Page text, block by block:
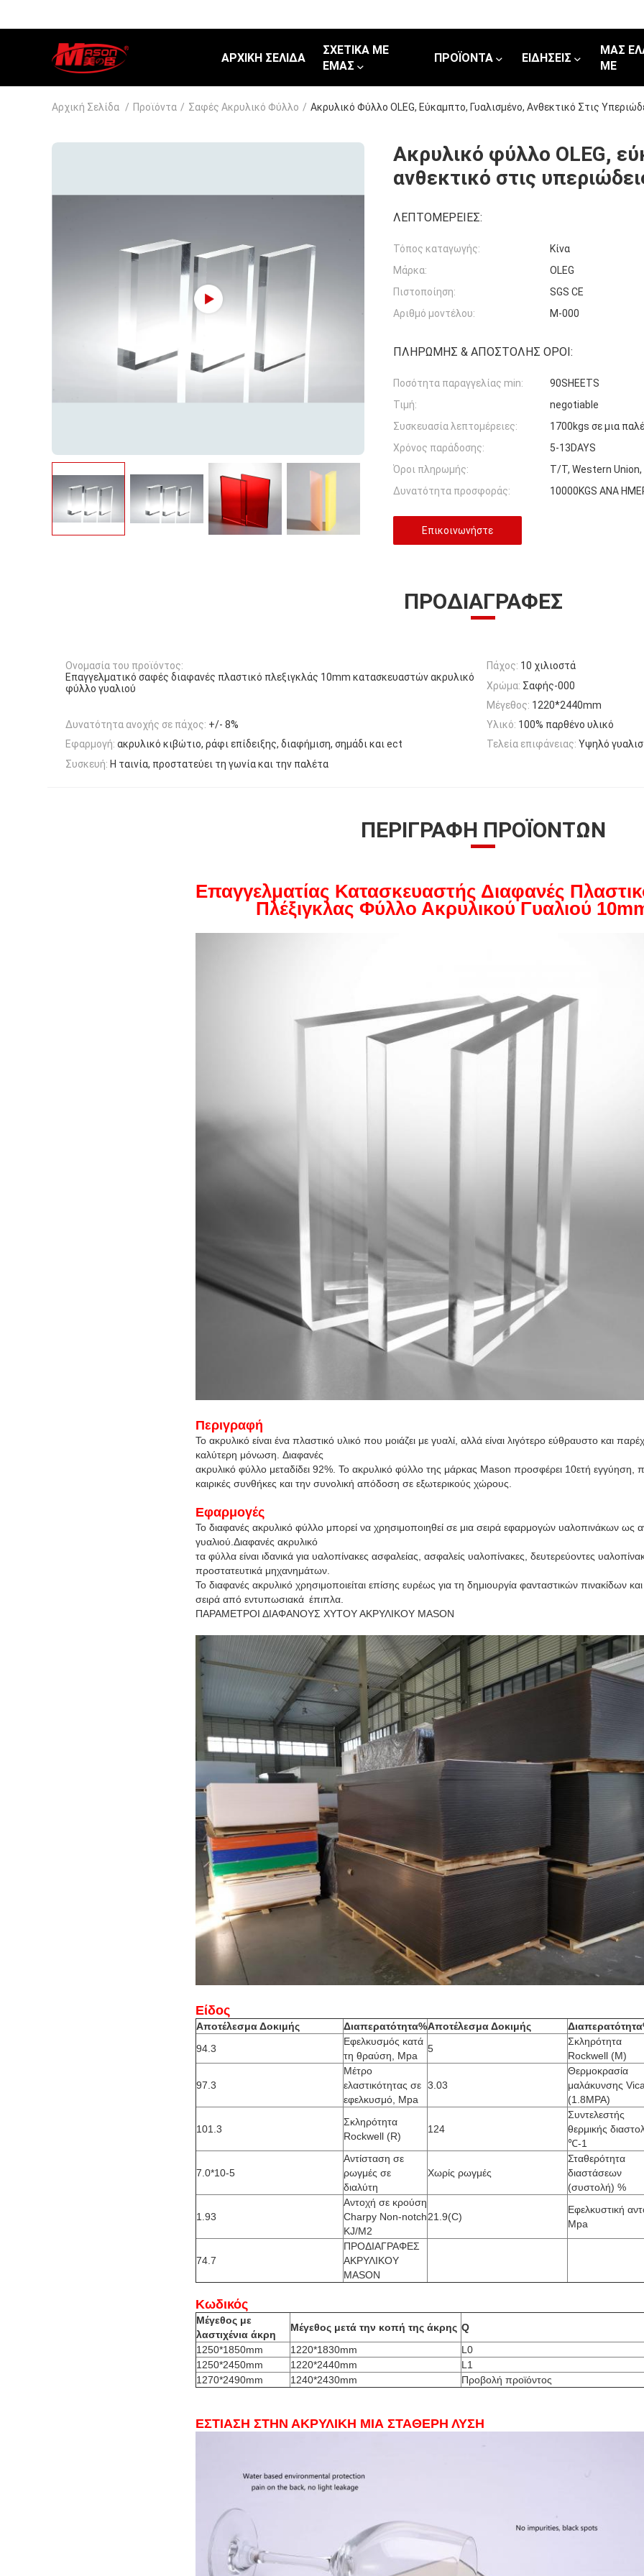
ΑΡΧΙΚΉ ΣΕΛΊΔΑ
ΣΧΕΤΙΚΆ ΜΕ
ΕΜΆΣ
ΠΡΟΪΌΝΤΑ ΕΙΔΉΣΕΙΣ
ΜΑΣ
ΜΕ
Αρχική Σελίδα / Προϊόντα / Σαφές Ακρυλικό Φύλλο / Ακρυλικό Φύλλο OLEG, Εύκαμπτο, Γυαλισμένο, Ανθεκτικό Στις
Ακρυλικό φύλλο OLEG,
ανθεκτικό στις
ΛΕΠΤΟΜΈΡΕΙΕΣ:
Τόπος καταγωγής:
Κίνα
Μάρκα:
OLEG
Πιστοποίηση:
SGS CE
Αριθμό μοντέλου:
Μ-000
ΠΛΗΡΩΜΉΣ & ΑΠΟΣΤΟΛΉΣ ΌΡΟΙ:
Ποσότητα παραγγελίας min:
90SHEETS
Τιμή:
negotiable
Συσκευασία λεπτομέρειες:
1700kgs σε μια
Χρόνος παράδοσης:
5-13DAYS
Όροι πληρωμής:
T/T, Western Union,
Δυνατότητα προσφοράς:
10000KGS ΑΝΑ
Επικοινωνήστε
ΠΡΟΔΙΑΓΡΑΦΈΣ
Ονομασία του προϊόντος:
Επαγγελματικό σαφές διαφανές πλαστικό πλεξιγκλάς 10mm κατασκευαστών ακρυλικό
φύλλο γυαλιού
Πάχος: 10 χιλιοστά
Χρώμα: Σαφής-000
Μέγεθος: 1220*2440mm
Δυνατότητα ανοχής σε πάχος: +/- 8% Υλικό: 100% παρθένο υλικό
Εφαρμογή: ακρυλικό κιβώτιο, ράφι επίδειξης, διαφήμιση, σημάδι και ect Τελεία επιφάνειας: Υψηλό
Συσκευή: Η ταινία, προστατεύει τη γωνία και την παλέτα
ΠΕΡΙΓΡΑΦΉ ΠΡΟΪΌΝΤΩΝ
Επαγγελματίας Κατασκευαστής Διαφανές
Πλέξιγκλας Φύλλο Ακρυλικού Γυαλιού
Περιγραφή
Το ακρυλικό είναι ένα πλαστικό υλικό που μοιάζει με γυαλί, αλλά είναι λιγότερο εύθραυστο και
καλύτερη μόνωση. Διαφανές
ακρυλικό φύλλο μεταδίδει 92%. Το ακρυλικό φύλλο της μάρκας Mason προσφέρει 10ετή εγγύηση,
καιρικές συνθήκες και την συνολική απόδοση σε εξωτερικούς χώρους.
Εφαρμογές
Το διαφανές ακρυλικό φύλλο μπορεί να χρησιμοποιηθεί σε μια σειρά εφαρμογών υαλοπινάκων ως
γυαλιού. Διαφανές ακρυλικό
τα φύλλα είναι ιδανικά για υαλοπίνακες ασφαλείας, ασφαλείς υαλοπίνακες, δευτερεύοντες
προστατευτικά μηχανημάτων.
Το διαφανές ακρυλικό χρησιμοποιείται επίσης ευρέως για τη δημιουργία φανταστικών πινακίδων
σειρά από εντυπωσιακά έπιπλα.
ΠΑΡΑΜΕΤΡΟΙ ΔΙΑΦΑΝΟΥΣ ΧΥΤΟΥ ΑΚΡΥΛΙΚΟΥ MASON
Είδος
Αποτέλεσμα Δοκιμής Διαπερατότητα%Αποτέλεσμα Δοκιμής
94.3
Εφελκυσμός κατά
τη θραύση, Mpa
5
Σκληρότητα
Rockwell (M)
97.3
Μέτρο
ελαστικότητας σε
εφελκυσμό, Mpa
3.03
Θερμοκρασία
μαλάκυνσης
(1.8MPA)
101.3
Σκληρότητα
Rockwell (R)
124
Συντελεστής
θερμικής
℃-1
7.0*10-5
Αντίσταση σε
ρωγμές σε
διαλύτη
Χωρίς ρωγμές
Σταθερότητα
διαστάσεων
(συστολή) %
1.93
Αντοχή σε κρούση
Charpy Non-notch
KJ/M2
21.9(C)
Εφελκυστική
Mpa
74.7
ΠΡΟΔΙΑΓΡΑΦΕΣ
ΑΚΡΥΛΙΚΟΥ
MASON
Κωδικός
Μέγεθος με
λαστιχένια άκρη
Μέγεθος μετά την κοπή της άκρης Q
1250*1850mm
1220*1830mm
L0
1250*2450mm
1220*2440mm
L1
1270*2490mm
1240*2430mm Προβολή προϊόντος
ΕΣΤΙΑΣΗ ΣΤΗΝ ΑΚΡΥΛΙΚΗ ΜΙΑ ΣΤΑΘΕΡΗ ΛΥΣΗ